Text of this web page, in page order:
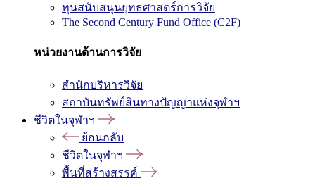
ทุนสนับสนุนยุทธศาสตร์การวิจัย
The Second Century Fund Office (C2F)
หน่วยงานด้านการวิจัย
สำนักบริหารวิจัย
สถาบันทรัพย์สินทางปัญญาแห่งจุฬาฯ
ชีวิตในจุฬาฯ
ย้อนกลับ
ชีวิตในจุฬาฯ
พื้นที่สร้างสรรค์